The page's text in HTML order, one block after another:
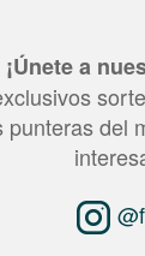
¡Únete a
punteras del